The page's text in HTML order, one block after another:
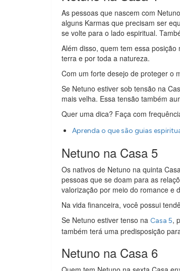
As pessoas que nascem com
alguns Karmas que precisam ser
se volte para o lado espiritual.
Além disso, quem tem essa
terra e por toda a natureza.
Com um forte desejo de proteger o
Se Netuno estiver sob tensão na
mais velha. Essa tensão também
Quer uma dica? Faça com
Aprenda o que são guias
Netuno na Casa 5
Os nativos de Netuno na quinta
pessoas que se doam para as
valorização por meio do romance e
Na vida financeira, você possui
Se Netuno estiver tenso na Casa 5,
também terá uma predisposição
Netuno na Casa 6